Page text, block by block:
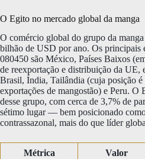
O Egito no mercado global da manga
O comércio global do grupo da
bilhão de USD por ano. Os principais
080450 são México, Países Baixos
de reexportação e distribuição da UE,
Brasil, Índia, Tailândia (cuja posição
exportações de mangostão) e Peru. O
desse grupo, com cerca de 3,7% de
sétimo lugar — bem posicionado
contrassazonal, mais do que líder
Métrica Valor